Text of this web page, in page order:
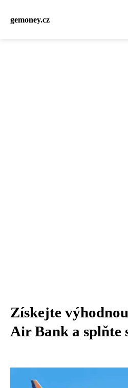
gemoney.cz
Získejte
Air Bank a splňte